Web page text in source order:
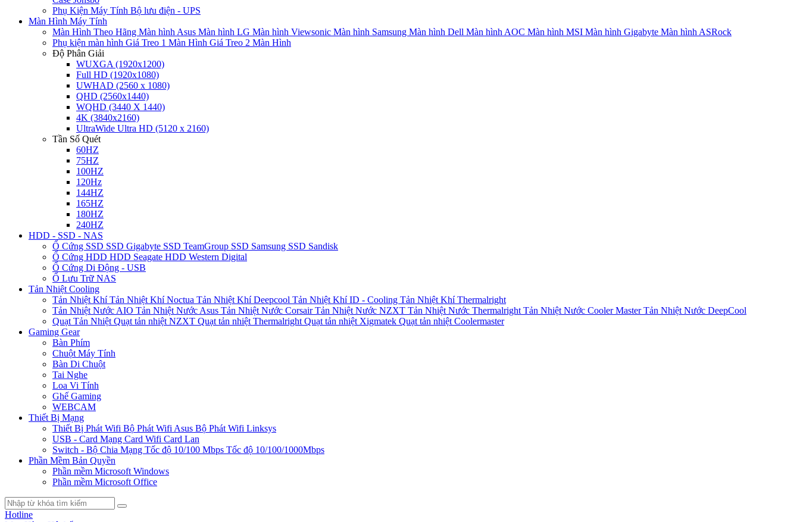
Phụ Kiện Máy Tính Bộ lưu điện - UPS
Màn Hình Máy Tính
Màn Hình Theo Hãng Màn hình Asus Màn hình LG Màn hình Viewsonic Màn hình Samsung Màn hình Dell Màn hình AOC Màn hình MSI Màn hình Gigabyte Màn hình ASRock
Phụ kiện màn hình Giá Treo 1 Màn Hình Giá Treo 2 Màn Hình
Độ Phân Giải
WUXGA (1920x1200)
Full HD (1920x1080)
UWHAD (2560 x 1080)
QHD (2560x1440)
WQHD (3440 X 1440)
4K (3840x2160)
UltraWide Ultra HD (5120 x 2160)
Tần Số Quét
60HZ
75HZ
100HZ
120Hz
144HZ
165HZ
180HZ
240HZ
HDD - SSD - NAS
Ổ Cứng SSD SSD Gigabyte SSD TeamGroup SSD Samsung SSD Sandisk
Ổ Cứng HDD HDD Seagate HDD Western Digital
Ổ Cứng Di Động - USB
Ổ Lưu Trữ NAS
Tản Nhiệt Cooling
Tản Nhiệt KhíTản Nhiệt Khí Noctua Tản Nhiệt Khí Deepcool Tản Nhiệt Khí ID - Cooling Tản Nhiệt Khí Thermalright
Tản Nhiệt Nước AIO Tản Nhiệt Nước Asus Tản Nhiệt Nước CorsairTản Nhiệt Nước NZXT Tản Nhiệt Nước Thermalright Tản Nhiệt Nước Cooler MasterTản Nhiệt Nước DeepCool
Quạt Tản Nhiệt Quạt tản nhiệt NZXT Quạt tản nhiệt Thermalright Quạt tản nhiệt Xigmatek Quạt tản nhiệt Coolermaster
Gaming Gear
Bàn Phím
Chuột Máy Tính
Bàn Di Chuột
Tai Nghe
Loa Vi Tính
Ghế Gaming
WEBCAM
Thiết Bị Mạng
Thiết Bị Phát Wifi Bộ Phát Wifi Asus Bộ Phát Wifi Linksys
USB - Card Mạng Card Wifi Card Lan
Switch - Bộ Chia Mạng Tốc độ 10/100 Mbps Tốc độ 10/100/1000Mbps
Phần Mềm Bản Quyền
Phần mềm Microsoft Windows
Phần mềm Microsoft Office
Hotline